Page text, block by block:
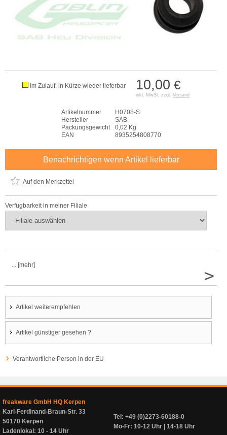
10,00 €
inkl. MwSt. zzgl. Versand
Im Zulauf, in Kürze wieder lieferbar
Artikelnummer
H0708-S
Hersteller
SAB
Packungsgewicht
0,02 Kg
EAN
8935254808770
Benachrichtigen wenn Artikel lieferbar
Auf den Merkzettel
Verfügbarkeit in meiner Filiale
... [mehr]
>
Artikel weiterempfehlen
Artikel günstiger gesehen ?
Verantwortliche Person in der EU
freakware GmbH HQ Kerpen
Karl-Ferdinand-Braun-Str. 33
50170 Kerpen
Ladenlokal: 10 - 14 Uhr
Tel: +49 (0)2273-60188-0
Mo-Fr: 10-12 Uhr | 14-18 Uhr